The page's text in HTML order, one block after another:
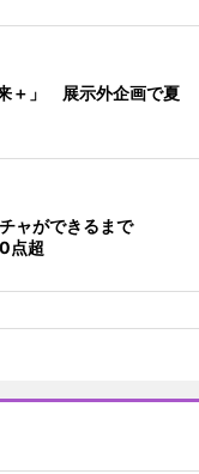
＋」 展示外企画で夏
ャができるまで
点超